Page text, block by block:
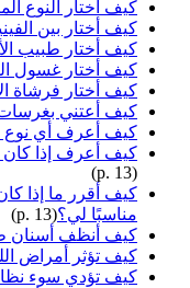
كيف أختار النوع
كيف أختار بين
كيف أختار طبيب
كيف أختار غسول
كيف أختار فرشاة
كيف أعتني
كيف أعرف أي نوع
كيف أعرف إذا كان
(p. 13)
كيف أقرر ما إذا
مناسبًا لي؟(p. 13)
كيف أنظف أسنان
كيف تؤثر أمراض
كيف تؤدي سوء